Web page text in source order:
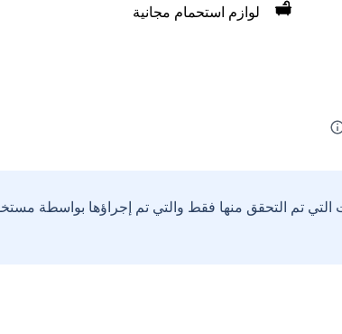
لوازم استحمام مجانية
تم التحقق منها فقط والتي تم إجراؤها بواسطة